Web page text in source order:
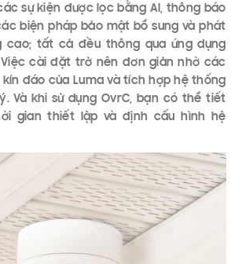
sự kiện được lọc bằng AI, thông báo
biện pháp bảo mật bổ sung và phát
cao; tất cả đều thông qua ứng dụng
Việc cài đặt trở nên đơn giản nhờ các
đáo của Luma và tích hợp hệ thống
Và khi sử dụng OvrC, bạn có thể tiết
gian thiết lập và định cấu hình hệ